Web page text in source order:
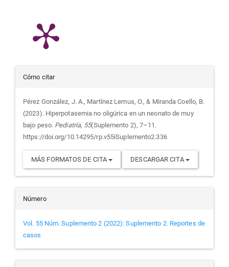
Detalles
del
artículo
Cómo citar
Pérez González, J. A., Martínez Lemus, O., & Miranda Coello, B.
(2023). Hiperpotasemia no oligúrica en un neonato de muy
bajo peso. Pediatría, 55(Suplemento 2), 7–11.
https://doi.org/10.14295/rp.v55iSuplemento2.336
MÁS FORMATOS DE CITA DESCARGAR CITA
Número
Vol. 55 Núm. Suplemento 2 (2022): Suplemento 2. Reportes de
casos